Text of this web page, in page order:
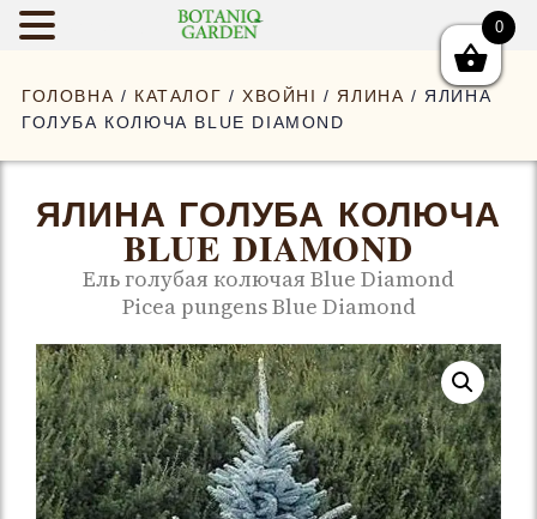
ГОЛОВНА / КАТАЛОГ /ХВОЙНІ / ЯЛИНА / ЯЛИНА
ГОЛУБА КОЛЮЧА BLUE DIAMOND
ЯЛИНА ГОЛУБА КОЛЮЧА
BLUE DIAMOND
Ель голубая колючая Blue Diamond
Picea pungens Blue Diamond
0